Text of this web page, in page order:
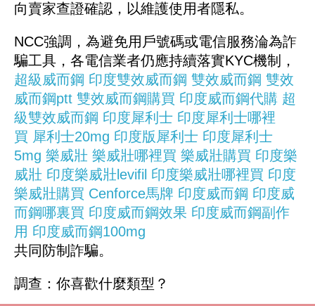
向賣家查證確認，以維護使用者隱私。
NCC強調，為避免用戶號碼或電信服務淪為詐
騙工具，各電信業者仍應持續落實KYC機制，
超級威而鋼 印度雙效威而鋼 雙效威而鋼 雙效
威而鋼ptt 雙效威而鋼購買 印度威而鋼代購 超
級雙效威而鋼 印度犀利士 印度犀利士哪裡
買 犀利士20mg 印度版犀利士 印度犀利士
5mg 樂威壯 樂威壯哪裡買 樂威壯購買 印度樂
威壯 印度樂威壯levifil 印度樂威壯哪裡買 印度
樂威壯購買 Cenforce馬牌 印度威而鋼 印度威
而鋼哪裏買 印度威而鋼效果 印度威而鋼副作
用 印度威而鋼100mg
共同防制詐騙。
調查：你喜歡什麼類型？